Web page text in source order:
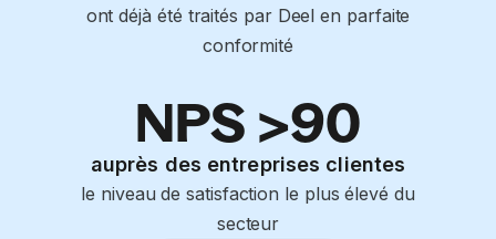
ont déjà été traités par Deel en parfaite
conformité
NPS >90
auprès des entreprises clientes
le niveau de satisfaction le plus élevé du
secteur